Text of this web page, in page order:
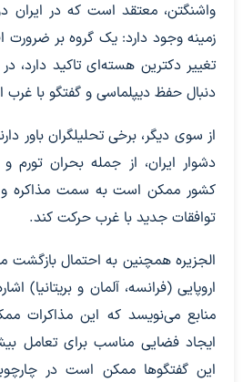
واشنگتن، معتقد است که در ایران
زمینه وجود دارد: یک گروه بر ضرورت
تغییر دکترین هسته‌ای تاکید دارد،
دنبال حفظ دیپلماسی و گفتگو با
از سوی دیگر، برخی تحلیلگران باور
دشوار ایران، از جمله بحران تورم و
کشور ممکن است به سمت مذاکره و
توافقات جدید با غرب حرکت کند.
الجزیره همچنین به احتمال بازگشت
اروپایی (فرانسه، آلمان و بریتانیا)
منابع می‌نویسد که این مذاکرات
ایجاد فضایی مناسب برای تعامل
این گفتگوها ممکن است در